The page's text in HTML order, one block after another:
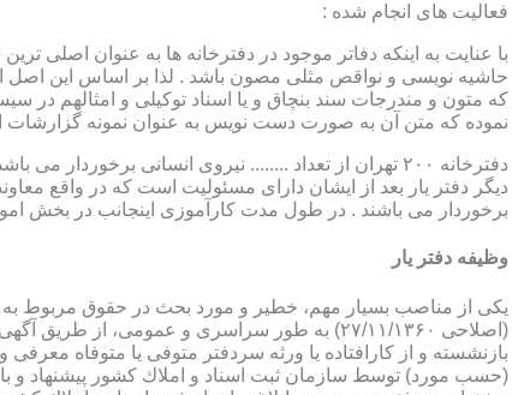
فعالیت های انجام شده :
با عنایت به اینکه دفاتر موجود در دفترخانه ها به عنوان اصلی
حاشیه نویسی و نواقص مثلی مصون باشد . لذا بر اساس این اصل
که متون و مندرجات سند بنچاق و یا اسناد توکیلی و امثالهم در
نموده که متن آن به صورت دست نویس به عنوان نمونه گزارشات
دفترخانه ۲۰۰ تهران از تعداد ........ نیروی انسانی
دیگر دفتر یار بعد از ایشان دارای مسئولیت است که در واقع
برخوردار می باشند . در طول مدت کارآموزی اینجانب در بخش
وظیفه دفتر یار
بازنشسته و از كارافتاده یا ورثه سردفتر متوفی یا متوفاه